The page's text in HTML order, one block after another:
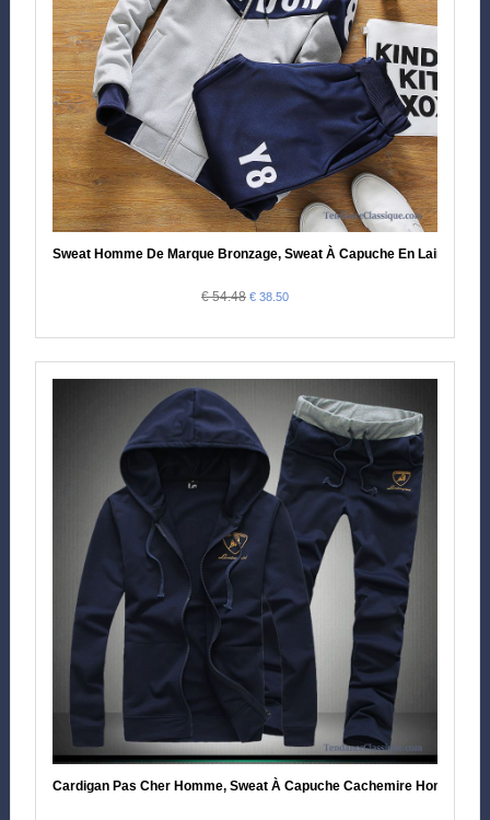
Sweat Homme De Marque Bronzage, Sweat À Capuche En Laine Pour
€ 54.48 € 38.50
Cardigan Pas Cher Homme, Sweat À Capuche Cachemire Homme